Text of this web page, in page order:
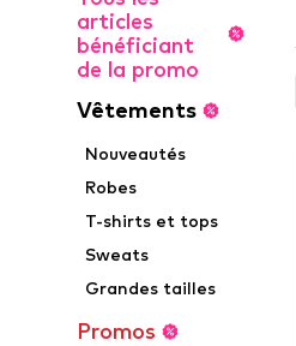
articles
bénéficiant
de la promo
Vêtements
Nouveautés
Robes
T-shirts et tops
Sweats
Grandes tailles
Promos